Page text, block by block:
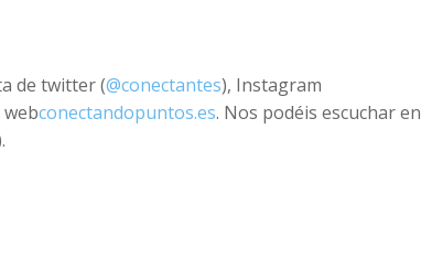
de twitter (@conectantes), Instagram
conectandopuntos.es. Nos podéis escuchar en